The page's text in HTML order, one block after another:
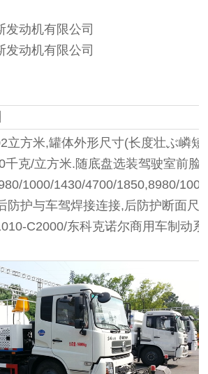
发动机有限公司
发动机有限公司
立方米,罐体外形尺寸(长度壮ぶ嶙
千克/立方米.随底盘选装驾驶室前
1000/1430/4700/1850,8980/
防护与车驾焊接连接,后防护断面尺
C2000/东科克诺尔商用车制动